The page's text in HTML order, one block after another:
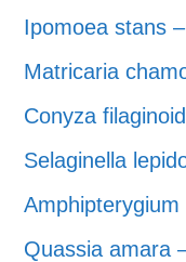
Ipomoea stans
Matricaria
Conyza
Selaginella
Quassia amara